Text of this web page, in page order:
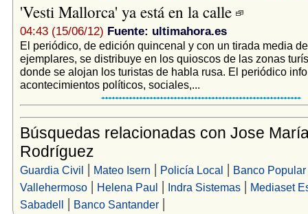
'Vesti Mallorca' ya está en la calle
04:43 (15/06/12) Fuente: ultimahora.es
El periódico, de edición quincenal y con un tirada media
ejemplares, se distribuye en los quioscos de las zonas
donde se alojan los turistas de habla rusa. El periódico
acontecimientos políticos, sociales,...
Búsquedas relacionadas con Jose
Rodríguez
Guardia Civil | Mateo Isern | Policía Local | Banco Popular
Vallehermoso| Helena Paul | Indra Sistemas| Mediaset
Sabadell | Banco Santander|